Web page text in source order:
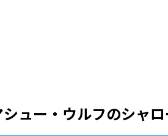
シュー・ウルフのシャ